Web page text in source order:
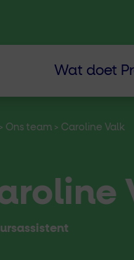
Wat doet
> Ons team > Caroline Valk